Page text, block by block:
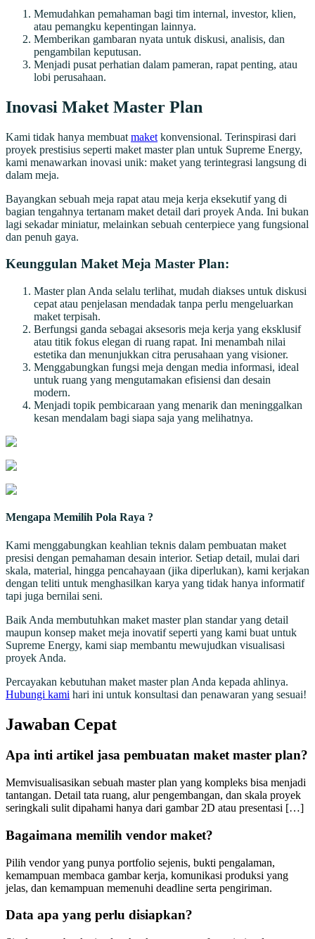
Memudahkan pemahaman bagi tim internal, investor, klien,
atau pemangku kepentingan lainnya.
Memberikan gambaran nyata untuk diskusi, analisis, dan
pengambilan keputusan.
Menjadi pusat perhatian dalam pameran, rapat penting, atau
lobi perusahaan.
Inovasi Maket Master Plan
Kami tidak hanya membuat maket konvensional. Terinspirasi dari
proyek prestisius seperti maket master plan untuk Supreme Energy,
kami menawarkan inovasi unik: maket yang terintegrasi langsung di
dalam meja.
Bayangkan sebuah meja rapat atau meja kerja eksekutif yang di
bagian tengahnya tertanam maket detail dari proyek Anda. Ini bukan
lagi sekadar miniatur, melainkan sebuah centerpiece yang fungsional
dan penuh gaya.
Keunggulan Maket Meja Master Plan:
Master plan Anda selalu terlihat, mudah diakses untuk diskusi
cepat atau penjelasan mendadak tanpa perlu mengeluarkan
maket terpisah.
Berfungsi ganda sebagai aksesoris meja kerja yang eksklusif
atau titik fokus elegan di ruang rapat. Ini menambah nilai
estetika dan menunjukkan citra perusahaan yang visioner.
Menggabungkan fungsi meja dengan media informasi, ideal
untuk ruang yang mengutamakan efisiensi dan desain
modern.
Menjadi topik pembicaraan yang menarik dan meninggalkan
kesan mendalam bagi siapa saja yang melihatnya.
Mengapa Memilih Pola Raya ?
Kami menggabungkan keahlian teknis dalam pembuatan maket
presisi dengan pemahaman desain interior. Setiap detail, mulai dari
skala, material, hingga pencahayaan (jika diperlukan), kami kerjakan
dengan teliti untuk menghasilkan karya yang tidak hanya informatif
tapi juga bernilai seni.
Baik Anda membutuhkan maket master plan standar yang detail
maupun konsep maket meja inovatif seperti yang kami buat untuk
Supreme Energy, kami siap membantu mewujudkan visualisasi
proyek Anda.
Percayakan kebutuhan maket master plan Anda kepada ahlinya.
Hubungi kami hari ini untuk konsultasi dan penawaran yang sesuai!
Jawaban Cepat
Apa inti artikel jasa pembuatan maket master plan?
Memvisualisasikan sebuah master plan yang kompleks bisa menjadi
tantangan. Detail tata ruang, alur pengembangan, dan skala proyek
seringkali sulit dipahami hanya dari gambar 2D atau presentasi […]
Bagaimana memilih vendor maket?
Pilih vendor yang punya portfolio sejenis, bukti pengalaman,
kemampuan membaca gambar kerja, komunikasi produksi yang
jelas, dan kemampuan memenuhi deadline serta pengiriman.
Data apa yang perlu disiapkan?